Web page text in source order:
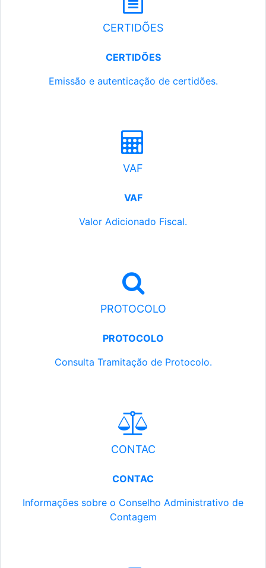
CERTIDÕES
CERTIDÕES
Emissão e autenticação de certidões.
VAF
VAF
Valor Adicionado Fiscal.
PROTOCOLO
PROTOCOLO
Consulta Tramitação de Protocolo.
CONTAC
CONTAC
Informações sobre o Conselho Administrativo de
Contagem